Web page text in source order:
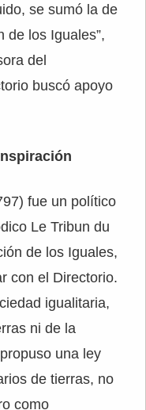
se sumó la de
de los Iguales”,
del
buscó apoyo
fue un político
Le Tribun du
de los Iguales,
con el Directorio.
igualitaria,
ni de la
una ley
de tierras, no
como